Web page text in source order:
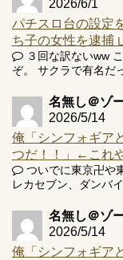
2026/6/1
パチスロ台の設定
ち子の女性を逮捕
３回な訳ないww
ぞ。 サクラで有名だ
名無し＠ゾ
2026/5/14
俺「シンフォギア
つだ！！」←これ
ついでに東京卍や
レカセブン、ダンバ
名無し＠ゾ
2026/5/14
俺「シンフォギア